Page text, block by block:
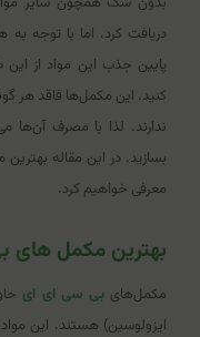
دریافت کرد. اما با توجه
پایین جذب این مواد از این
کنید. این مکمل‌ها فاقد هر
ندارند. لذا با مصرف آن‌ها
بسازید. در این مقاله
معرفی خواهیم کرد.
بهترین مکمل های
مکمل‌های بی سی ای ای
ایزولوسین) هستند. این